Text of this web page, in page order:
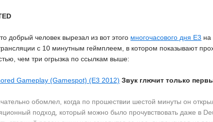
добрый человек вырезал из вот этого многочасового дня E3 на
с 10 минутным геймплеем, в котором показывают
чем три огрызка по ссылкам выше:
Gameplay (Gamespot) (E3 2012) Звук глючит только
обомлел, когда по прошествии шестой минуты он
подход, который можно было прочувствовать даже в